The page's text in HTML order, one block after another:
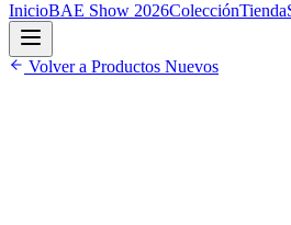
InicioBAE Show 2026ColecciónTienda
Volver a Productos Nuevos